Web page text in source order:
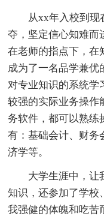
从xx年入校到现
夺，坚定信心知难而
在老师的指点下，在
成为了一名品学兼优
对专业知识的系统学
较强的实际业务操作
务软件，都可以熟练
有：基础会计、财务
济学等。
大学生涯中，让我
知识，还参加了学校
我强健的体魄和吃苦